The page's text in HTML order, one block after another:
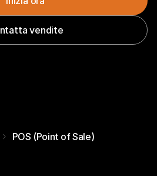
vendite
POS (Point of Sale)